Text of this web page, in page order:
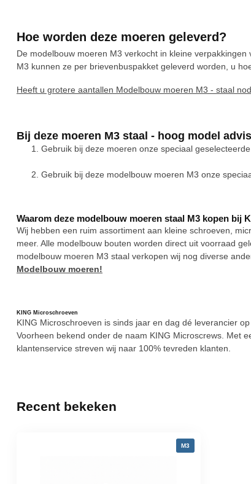
Hoe worden deze moeren geleverd?
De modelbouw moeren M3 verkocht in kleine
M3 kunnen ze per brievenbuspakket geleverd worden, u
Heeft u grotere aantallen Modelbouw moeren M3 - staal
Bij deze moeren M3 staal - hoog model
Gebruik bij deze moeren onze speciaal geselecteerde
Gebruik bij deze modelbouw moeren M3 onze
Waarom deze modelbouw moeren staal M3 kopen bij
Wij hebben een ruim assortiment aan kleine schroeven,
meer. Alle modelbouw bouten worden direct uit voorraad
modelbouw moeren M3 staal verkopen wij nog diverse
Modelbouw moeren!
KING Microschroeven
KING Microschroeven is sinds jaar en dag dé leverancier
Voorheen bekend onder de naam KING Microscrews. Met
klantenservice streven wij naar 100% tevreden klanten.
Recent bekeken
M3